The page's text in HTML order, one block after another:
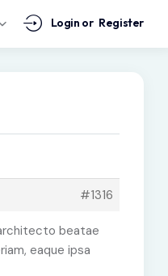
Login or Register
#1316
beatae
eaque ipsa